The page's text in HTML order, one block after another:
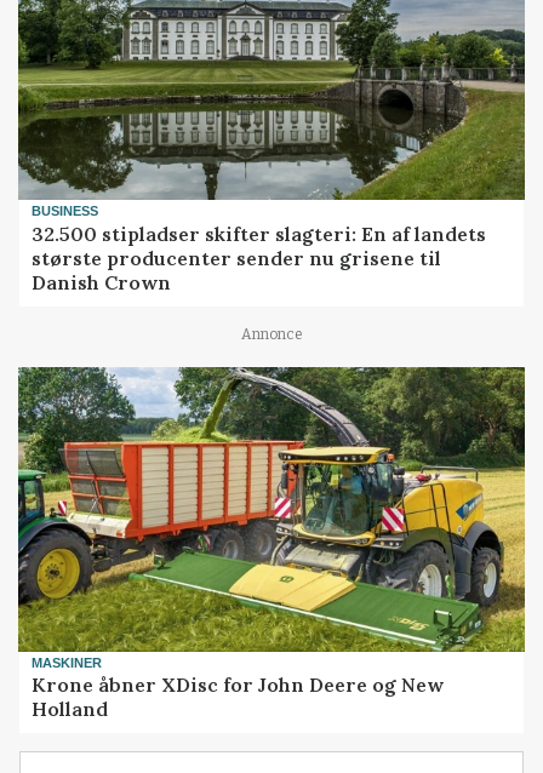
BUSINESS
32.500 stipladser skifter slagteri: En af landets
største producenter sender nu grisene til
Danish Crown
Annonce
MASKINER
Krone åbner XDisc for John Deere og New
Holland